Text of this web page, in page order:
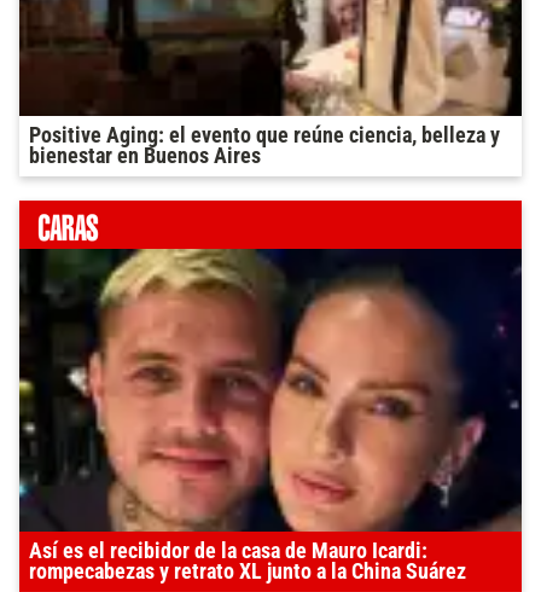
Positive Aging: el evento que reúne ciencia, belleza y
bienestar en Buenos Aires
Así es el recibidor de la casa de Mauro Icardi:
rompecabezas y retrato XL junto a la China Suárez